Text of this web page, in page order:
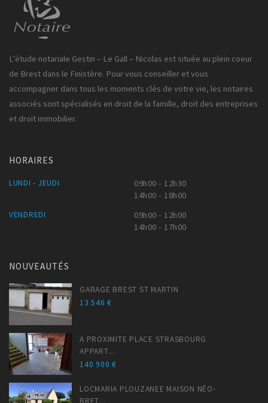
L’étude notariale Gestin – Le Gall – Nicolas est située au plein coeur
de Brest dans le Finistère. Pour vous conseiller et vous
accompagner dans tous les moments clés de votre vie, les notaires
associés sont spécialisés en droit de la famille, droit des entreprises
et droit immobilier.
HORAIRES
LUNDI - JEUDI
09h00 - 12h30
14h00 - 18h00
VENDREDI
09h00 - 12h00
14h00 - 17h00
NOUVEAUTÉS
GARAGE BREST ST MARTIN
13 546 €
A PROXIMITE PLACE STRASBOURG
APPART...
140 900 €
LOCMARIA PLOUZANEE MAISON NÉO-
BRET...